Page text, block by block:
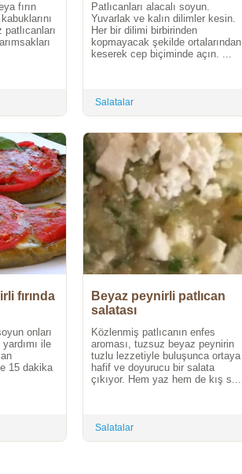
fırın
patlıcanları
Patlıcanları alacalı soyun.
Yuvarlak ve kalın dilimler kesin.
Her bir dilimi birbirinden
kopmayacak şekilde ortalarından
keserek cep biçiminde açın. ...
Salatalar
fırında
onları
ile
15 dakika
Beyaz peynirli patlıcan
salatası
Közlenmiş patlıcanın enfes
aroması, tuzsuz beyaz peynirin
tuzlu lezzetiyle buluşunca ortaya
hafif ve doyurucu bir salata
çıkıyor. Hem yaz hem de kış s...
Salatalar